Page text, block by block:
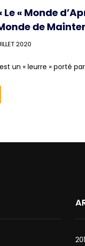
« Monde
de
2020
un « leurre » porté